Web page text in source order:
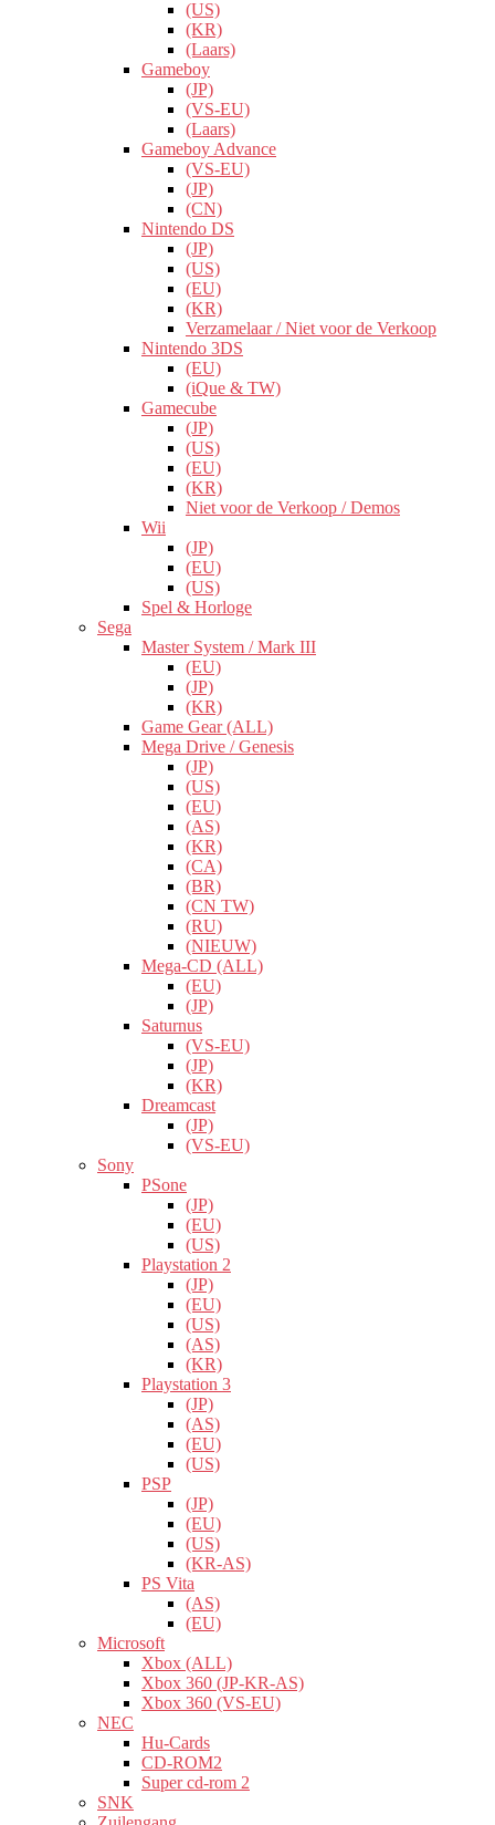
(US)
(KR)
(Laars)
Gameboy
(JP)
(VS-EU)
(Laars)
Gameboy Advance
(VS-EU)
(JP)
(CN)
Nintendo DS
(JP)
(US)
(EU)
(KR)
Verzamelaar / Niet voor de Verkoop
Nintendo 3DS
(EU)
(iQue & TW)
Gamecube
(JP)
(US)
(EU)
(KR)
Niet voor de Verkoop / Demos
Wii
(JP)
(EU)
(US)
Spel & Horloge
Sega
Master System / Mark III
(EU)
(JP)
(KR)
Game Gear (ALL)
Mega Drive / Genesis
(JP)
(US)
(EU)
(AS)
(KR)
(CA)
(BR)
(CN TW)
(RU)
(NIEUW)
Mega-CD (ALL)
(EU)
(JP)
Saturnus
(VS-EU)
(JP)
(KR)
Dreamcast
(JP)
(VS-EU)
Sony
PSone
(JP)
(EU)
(US)
Playstation 2
(JP)
(EU)
(US)
(AS)
(KR)
Playstation 3
(JP)
(AS)
(EU)
(US)
PSP
(JP)
(EU)
(US)
(KR-AS)
PS Vita
(AS)
(EU)
Microsoft
Xbox (ALL)
Xbox 360 (JP-KR-AS)
Xbox 360 (VS-EU)
NEC
Hu-Cards
CD-ROM2
Super cd-rom 2
SNK